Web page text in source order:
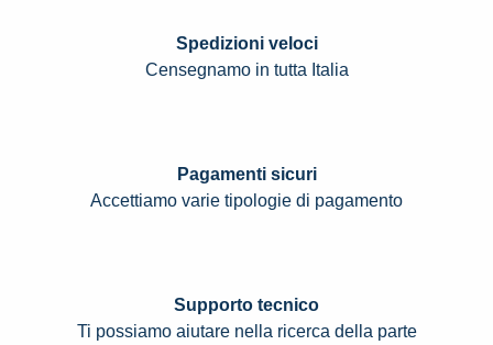
Spedizioni veloci
Censegnamo in tutta Italia
Pagamenti sicuri
Accettiamo varie tipologie di pagamento
Supporto tecnico
Ti possiamo aiutare nella ricerca della parte